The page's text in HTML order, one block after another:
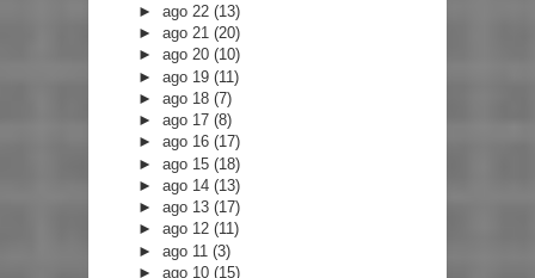
►ago 22(13)
►ago 21(20)
►ago 20(10)
►ago 19(11)
►ago 18(7)
►ago 17(8)
►ago 16(17)
►ago 15(18)
►ago 14(13)
►ago 13(17)
►ago 12(11)
►ago 11(3)
►ago 10(15)